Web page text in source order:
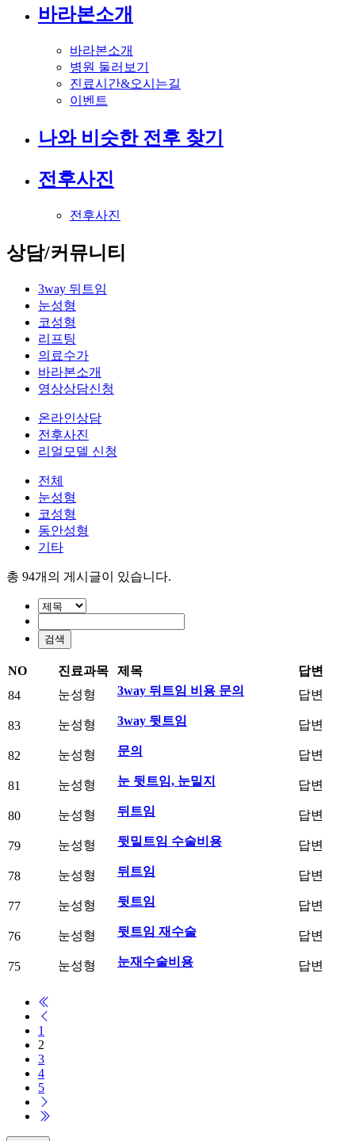
바라본소개
바라본소개
병원 둘러보기
진료시간&오시는길
이벤트
나와 비슷한 전후 찾기
전후사진
전후사진
상담/커뮤니티
3way 뒤트임
눈성형
코성형
리프팅
의료수가
바라본소개
영상상담신청
온라인상담
전후사진
리얼모델 신청
전체
눈성형
코성형
동안성형
기타
총 94개의 게시글이 있습니다.
NO 진료과목 제목 답변
84
눈성형 3way 뒤트임 비용 문의 답변
83
눈성형 3way 뒷트임 답변
82
눈성형 문의 답변
81
눈성형 눈 뒷트임, 눈밑지 답변
80
눈성형 뒤트임 답변
79
눈성형 뒷밑트임 수술비용 답변
78
눈성형 뒤트임 답변
77
눈성형 뒷트임 답변
76
눈성형 뒷트임 재수술 답변
75
눈성형 눈재수술비용 답변
1
2
3
4
5